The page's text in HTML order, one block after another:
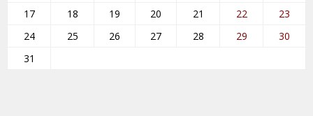
17 18 19 20 21 22
23
24
25 26 27 28 29
30
31